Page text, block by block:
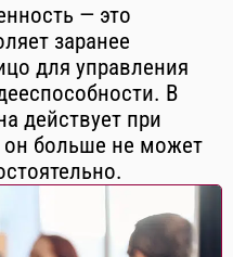
— это
заранее
для управления
В
действует при
он больше не может